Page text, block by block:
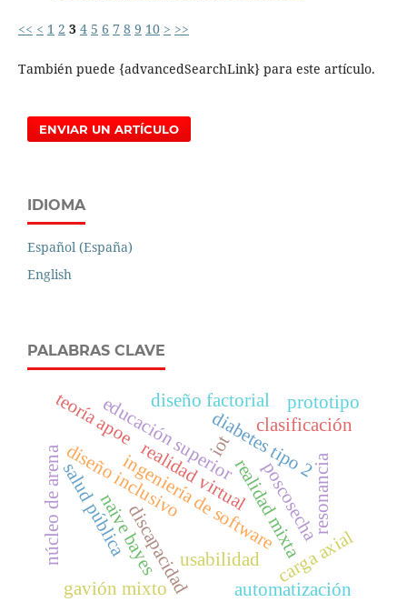
<< < 1 2 3 4 5 6 7 8 9 10 > >>
También puede {advancedSearchLink} para este artículo.
ENVIAR UN ARTÍCULO
IDIOMA
Español (España)
English
PALABRAS CLAVE
realidad mixta
educación superior
realidad virtual
ingeniería de software
diseño inclusivo
discapacidadusabilidad
diabetes tipo 2
naive bayes
salud pública resonancia
diseño factorial
gavión mixto
núcleo de arena carga axial
teoría apoe
automatización
iot
clasificación
poscosecha
prototipo